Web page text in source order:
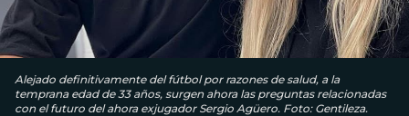
Alejado definitivamente del fútbol por razones de salud, a la
temprana edad de 33 años, surgen ahora las preguntas relacionadas
con el futuro del ahora exjugador Sergio Agüero. Foto: Gentileza.